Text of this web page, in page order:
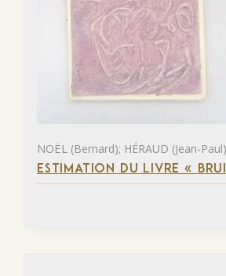
NOËL (Bernard); HÉRAUD (Jean-Paul)
ESTIMATION DU LIVRE «